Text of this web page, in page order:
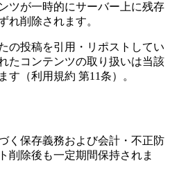
ツが一時的にサーバー上に残存
れ削除されます。
の投稿を引用・リポストしてい
たコンテンツの取り扱いは当該
す（利用規約 第11条）。
く保存義務および会計・不正防
削除後も一定期間保持されま